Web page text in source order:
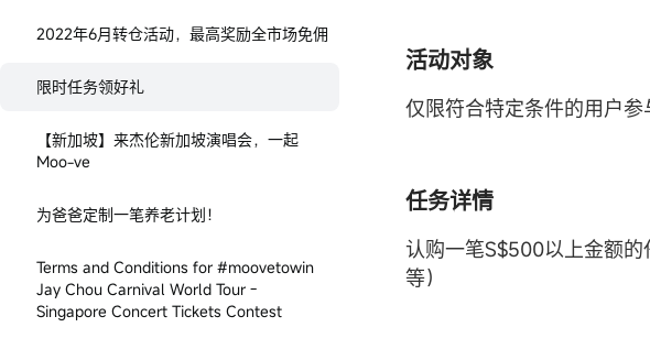
2022年6月转仓活动，最高奖励全市场免佣
限时任务领好礼
【新加坡】来杰伦新加坡演唱会，一起
Moo-ve
为爸爸定制一笔养老计划！
Terms and Conditions for #moovetowin
Jay Chou Carnival World Tour -
Singapore Concert Tickets Contest
活动对象
仅限符合特定条件的用户参
任务详情
认购一笔S$500以上金额
等）